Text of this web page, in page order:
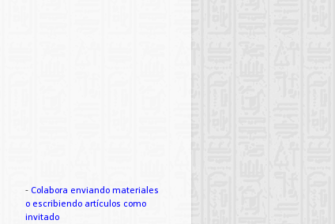
- Colabora enviando materiales
o escribiendo artículos como
invitado